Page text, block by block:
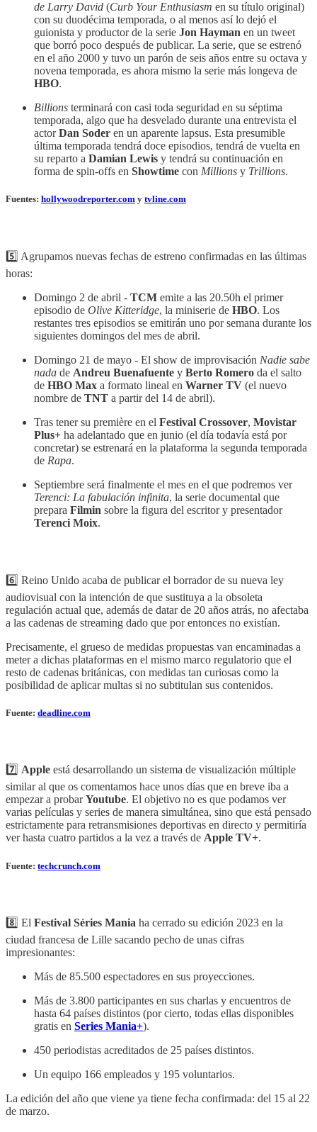
de Larry David (Curb Your Enthusiasm en su título original)
con su duodécima temporada, o al menos así lo dejó el
guionista y productor de la serie Jon Hayman en un tweet
que borró poco después de publicar. La serie, que se estrenó
en el año 2000 y tuvo un parón de seis años entre su octava y
novena temporada, es ahora mismo la serie más longeva de
HBO.
Billions terminará con casi toda seguridad en su séptima
temporada, algo que ha desvelado durante una entrevista el
actorDan Soder en un aparente lapsus. Esta presumible
última temporada tendrá doce episodios, tendrá de vuelta en
su reparto a Damian Lewis y tendrá su continuación en
forma de spin-offs en Showtime con Millions y Trillions.
Fuentes: hollywoodreporter.com y tvline.com
5️⃣ Agrupamos nuevas fechas de estreno confirmadas en las últimas
horas:
Domingo 2 de abril - TCM emite a las 20.50h el primer
episodio de Olive Kitteridge, la miniserie de HBO. Los
restantes tres episodios se emitirán uno por semana durante los
siguientes domingos del mes de abril.
Domingo 21 de mayo - El show de improvisación Nadie sabe
nada de Andreu Buenafuente y Berto Romero da el salto
de HBO Max a formato lineal en Warner TV (el nuevo
nombre de TNT a partir del 14 de abril).
Tras tener su première en el Festival Crossover, Movistar
Plus+ ha adelantado que en junio (el día todavía está por
concretar) se estrenará en la plataforma la segunda temporada
de Rapa.
Septiembre será finalmente el mes en el que podremos ver
Terenci: La fabulación infinita, la serie documental que
prepara Filmin sobre la figura del escritor y presentador
Terenci Moix.
6️⃣ Reino Unido acaba de publicar el borrador de su nueva ley
audiovisual con la intención de que sustituya a la obsoleta
regulación actual que, además de datar de 20 años atrás, no afectaba
a las cadenas de streaming dado que por entonces no existían.
Precisamente, el grueso de medidas propuestas van encaminadas a
meter a dichas plataformas en el mismo marco regulatorio que el
resto de cadenas británicas, con medidas tan curiosas como la
posibilidad de aplicar multas si no subtitulan sus contenidos.
Fuente: deadline.com
7️⃣ Apple está desarrollando un sistema de visualización múltiple
similar al que os comentamos hace unos días que en breve iba a
empezar a probarYoutube. El objetivo no es que podamos ver
varias películas y series de manera simultánea, sino que está pensado
estrictamente para retransmisiones deportivas en directo y permitiría
ver hasta cuatro partidos a la vez a través de Apple TV+.
Fuente: techcrunch.com
8️⃣ El Festival Séries Mania ha cerrado su edición 2023 en la
ciudad francesa de Lille sacando pecho de unas cifras
impresionantes:
Más de 85.500 espectadores en sus proyecciones.
Más de 3.800 participantes en sus charlas y encuentros de
hasta 64 países distintos (por cierto, todas ellas disponibles
gratis en Series Mania+).
450 periodistas acreditados de 25 países distintos.
Un equipo 166 empleados y 195 voluntarios.
La edición del año que viene ya tiene fecha confirmada: del 15 al 22
de marzo.